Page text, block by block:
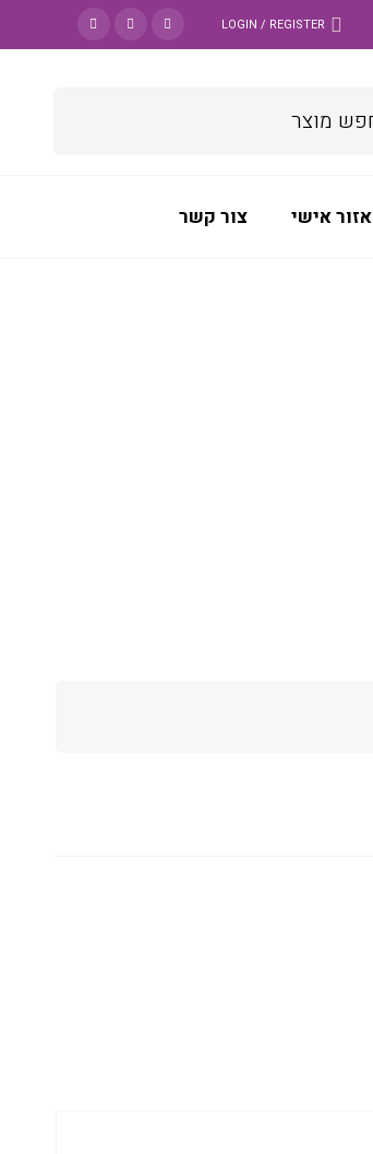
LOGIN / REGISTER
אזור אישי צור קשר